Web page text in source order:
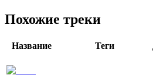
Похожие треки
Название Теги